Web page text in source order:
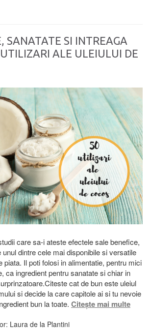
SANATATE SI INTREAGA
ALE ULEIULUI DE
care sa-i ateste efectele sale benefice,
dintre cele mai disponibile si versatile
piata. Il poti folosi in alimentatie, pentru mici
ca ingredient pentru sanatate si chiar in
cat de bun este uleiul
si decide la care capitole ai si tu nevoie
bun la toate. Citește mai multe
Laura de la Plantini